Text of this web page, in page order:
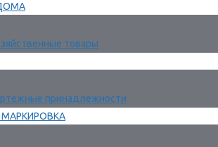
товары
принадлежности